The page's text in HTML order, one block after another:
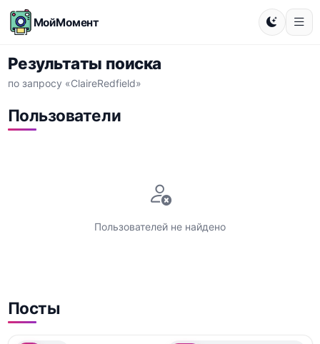
МойМомент
Результаты поиска
по запросу «ClaireRedfield»
Пользователи
Пользователей не найдено
Посты